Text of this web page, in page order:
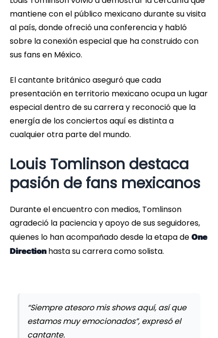
mantiene con el público mexicano durante su visita
al país, donde ofreció una conferencia y habló
sobre la conexión especial que ha construido con
sus fans en México.
El cantante británico aseguró que cada
presentación en territorio mexicano ocupa un lugar
especial dentro de su carrera y reconoció que la
energía de los conciertos aquí es distinta a
cualquier otra parte del mundo.
Louis Tomlinson destaca
pasión de fans mexicanos
Durante el encuentro con medios, Tomlinson
agradeció la paciencia y apoyo de sus seguidores,
quienes lo han acompañado desde la etapa de One
Directionhasta su carrera como solista.
“Siempre atesoro mis shows aquí, así que
estamos muy emocionados”, expresó el
cantante.